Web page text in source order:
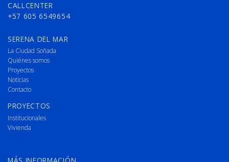
CALLCENTER
+57 605 6549654
SERENA DEL MAR
La Ciudad Soñada
Quiénes somos
Proyectos
Noticias
Contacto
PROYECTOS
Institucionales
Vivienda